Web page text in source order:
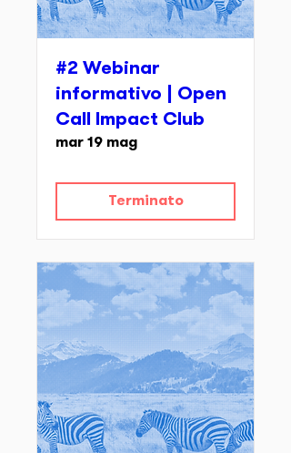
#2 Webinar
informativo | Open
Call Impact Club
mar 19 mag
Terminato